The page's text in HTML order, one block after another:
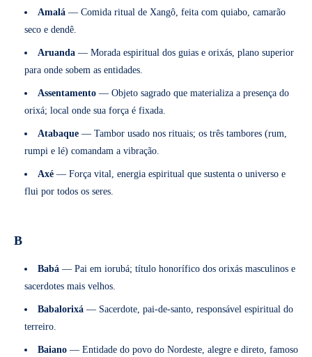
Amalá — Comida ritual de Xangô, feita com quiabo, camarão
seco e dendê.
Aruanda — Morada espiritual dos guias e orixás, plano superior
para onde sobem as entidades.
Assentamento — Objeto sagrado que materializa a presença do
orixá; local onde sua força é fixada.
Atabaque — Tambor usado nos rituais; os três tambores (rum,
rumpi e lé) comandam a vibração.
Axé — Força vital, energia espiritual que sustenta o universo e
flui por todos os seres.
B
Babá — Pai em iorubá; título honorífico dos orixás masculinos e
sacerdotes mais velhos.
Babalorixá — Sacerdote, pai-de-santo, responsável espiritual do
terreiro.
Baiano — Entidade do povo do Nordeste, alegre e direto, famoso